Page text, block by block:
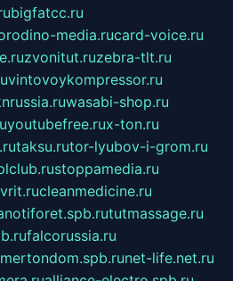
bigfatcc.ru
media.rucard-voice.ru
zvonitut.ruzebra-tlt.ru
vintovoykompressor.ru
wasabi-shop.ru
youtubefree.rux-ton.ru
taksu.rutor-lyubov-i-grom.ru
stoppamedia.ru
cleanmedicine.ru
tutmassage.ru
falcorussia.ru
net-life.net.ru